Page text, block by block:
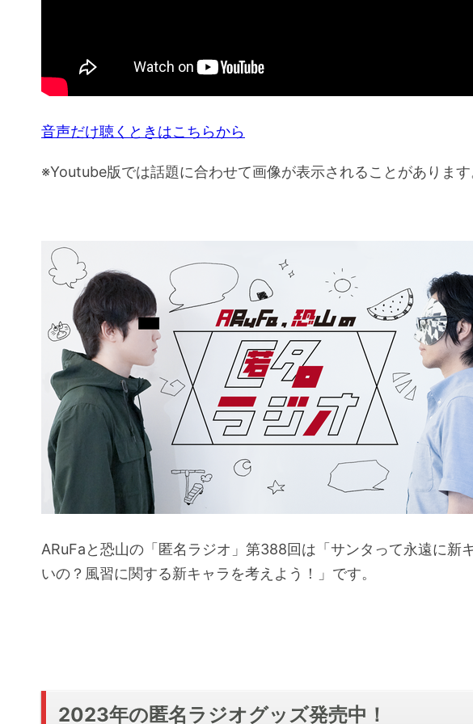
音声だけ聴くときはこちらから
※Youtube版では話題に合わせて画像が表示されることがありま
ARuFaと恐山の「匿名ラジオ」第388回は「サンタって永遠に新
いの？風習に関する新キャラを考えよう！」です。
2023年の匿名ラジオグッズ発売中！